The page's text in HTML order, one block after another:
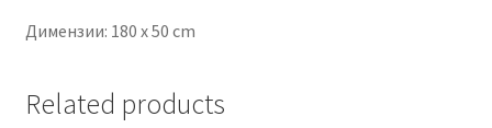
Димензии: 180 х 50 cm
Related products